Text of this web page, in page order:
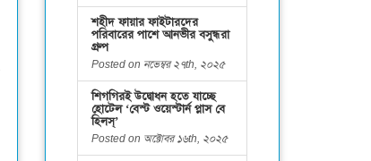
শহীদ ফায়ার ফাইটারদের
পরিবারের পাশে আনভীর বসুন্ধরা
গ্রুপ
Posted on নভেম্বর ২৭th, ২০২৫
শিগগিরই উদ্বোধন হতে যাচ্ছে
হোটেল ‘বেস্ট ওয়েস্টার্ন প্লাস বে
হিলস্’
Posted on অক্টোবর ১৬th, ২০২৫